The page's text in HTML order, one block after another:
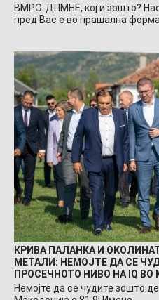
ВМРО-ДПМНЕ, кој и зошто?
пред Вас е во прашална
КРИВА ПАЛАНКА И
МЕТАЛИ: НЕМОЈТЕ ДА СЕ
ПРОСЕЧНОТО НИВО НА IQ ВО
Немојте да се чудите зошто